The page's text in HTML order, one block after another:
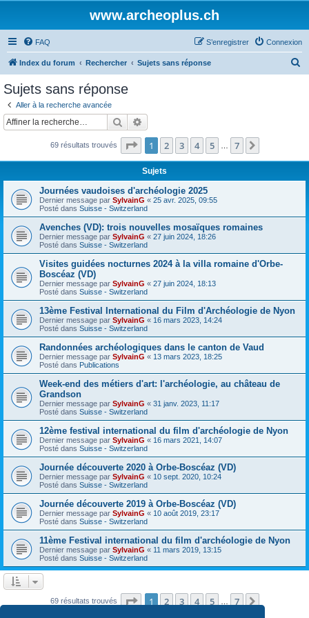
www.archeoplus.ch
FAQ Connexion
S’enregistrer
Index du forum Rechercher Sujets sans réponse
c
Sujets sans réponse
Aller à la recherche avancée
Rechercher
69 résultats trouvés Page 1sur7
1 2 3 4 5 7
Sujets
Journées vaudoises d'archéologie 2025
Dernier message par SylvainG « 25 avr. 2025, 09:55
Posté dans Suisse - Switzerland
Avenches (VD): trois nouvelles mosaïques romaines
Dernier message par SylvainG « 27 juin 2024, 18:26
Posté dans Suisse - Switzerland
Visites guidées nocturnes 2024 à la villa romaine d'Orbe-
Boscéaz (VD)
Dernier message par SylvainG « 27 juin 2024, 18:13
Posté dans Suisse - Switzerland
13ème Festival International du Film d'Archéologie de Nyon
Dernier message par SylvainG « 16 mars 2023, 14:24
Posté dans Suisse - Switzerland
Randonnées archéologiques dans le canton de Vaud
Dernier message par SylvainG « 13 mars 2023, 18:25
Posté dans Publications
Week-end des métiers d'art: l'archéologie, au château de
Grandson
Dernier message par SylvainG « 31 janv. 2023, 11:17
Posté dans Suisse - Switzerland
12ème festival international du film d'archéologie de Nyon
Dernier message par SylvainG « 16 mars 2021, 14:07
Posté dans Suisse - Switzerland
Journée découverte 2020 à Orbe-Boscéaz (VD)
Dernier message par SylvainG « 10 sept. 2020, 10:24
Posté dans Suisse - Switzerland
Journée découverte 2019 à Orbe-Boscéaz (VD)
Dernier message par SylvainG « 10 août 2019, 23:17
Posté dans Suisse - Switzerland
11ème Festival international du film d'archéologie de Nyon
Dernier message par SylvainG « 11 mars 2019, 13:15
Posté dans Suisse - Switzerland
69 résultats trouvés Page 1sur7
1 2 3 4 5 7